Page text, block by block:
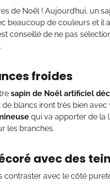
de Noël ! Aujourd’hui, un
beaucoup de couleurs et il
conseillé de ne pas
froides
sapin de Noël artificiel
blancs iront très bien avec
qui va apporter de la
les branches.
avec des
contraster avec le côté